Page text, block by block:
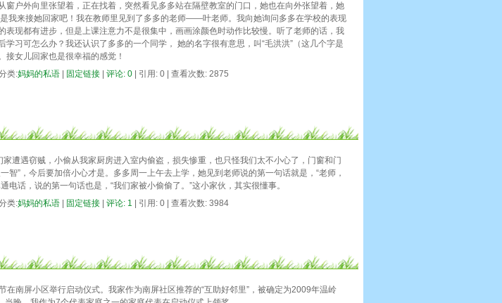
窗户外向里张望着，正在找着，突然看见多多站在隔壁教室的门口，她也在向外张望着，她
我来接她回家吧！我在教师里见到了多多的老师——叶老师。我向她询问多多在学校的表现
表现都有进步，但是上课注意力不是很集中，画画涂颜色时动作比较慢。听了老师的话，我
学习可怎么办？我还认识了多多的一个同学， 她的名字很有意思，叫“毛洪洪”（这几个字是
接女儿回家也是很幸福的感觉！
类:妈妈的私语 固定链接 |评论: 0 | 引用: 0 | 查看次数: 2875
遭遇窃贼，小偷从我家厨房进入室内偷盗，损失惨重，也只怪我们太不小心了，门窗和门
智”，今后要加倍小心才是。多多周一上午去上学，她见到老师说的第一句话就是，“老师，
电话，说的第一句话也是，“我们家被小偷偷了。”这小家伙，其实很懂事。
类:妈妈的私语 固定链接 |评论: 1 | 引用: 0 | 查看次数: 3984
在南屏小区举行启动仪式。我家作为南屏社区推荐的“互助好邻里”，被确定为2009年温岭